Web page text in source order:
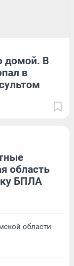
домой. В
в
область
БПЛА
области